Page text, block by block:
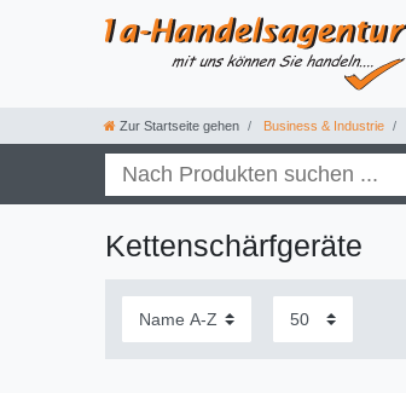
Zur Startseite gehen Business & Industrie
Kettenschärfgeräte